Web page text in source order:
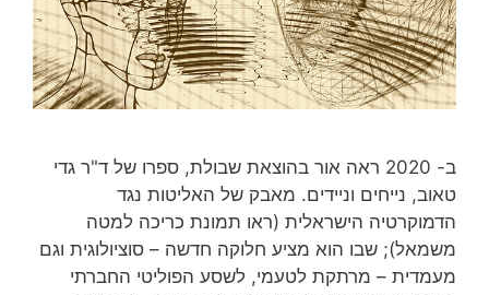
ב- 2020 ראה אור בהוצאת שבולת, ספרו של ד"ר גדי
טאוב, נייחים וניידים. מאבק של האליטות נגד
הדמוקרטיה הישראלית (ראו תמונת כריכה למטה
משמאל); שבו הוא מציע חלוקה חדשה – סוציולוגית וגם
מעמדית – מרתקת לטעמי, לשסע הפוליטי החברתי